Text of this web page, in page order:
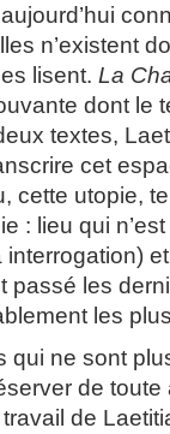
n’existent
lisent. La
dont le
textes,
cet
cette utopie,
: lieu qui
interrogation)
passé les
les
qui ne sont
de toute
de